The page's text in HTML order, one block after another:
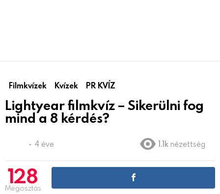
Filmkvízek Kvízek PR KVÍZ
Lightyear filmkvíz – Sikerülni fog
mind a 8 kérdés?
4 éve 1.1k nézettség
128
Megosztás